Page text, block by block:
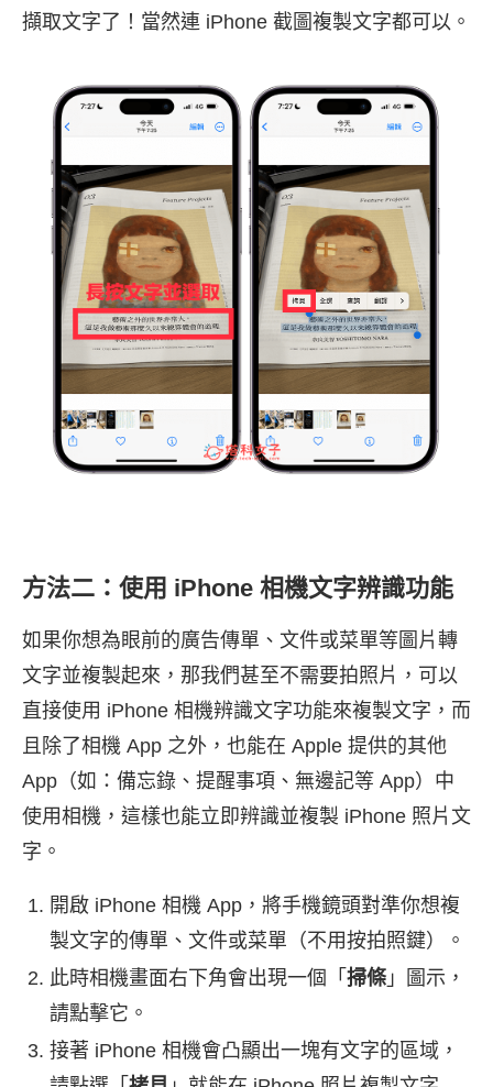
擷取文字了！當然連 iPhone 截圖複製文字都可以。
方法二：使用 iPhone 相機文字辨識功能
如果你想為眼前的廣告傳單、文件或菜單等圖片轉
文字並複製起來，那我們甚至不需要拍照片，可以
直接使用 iPhone 相機辨識文字功能來複製文字，而
且除了相機 App 之外，也能在 Apple 提供的其他
App（如：備忘錄、提醒事項、無邊記等 App）中
使用相機，這樣也能立即辨識並複製 iPhone 照片文
字。
開啟 iPhone 相機 App，將手機鏡頭對準你想複
製文字的傳單、文件或菜單（不用按拍照鍵）。
此時相機畫面右下角會出現一個「 掃條 」圖示，
請點擊它。
接著 iPhone 相機會凸顯出一塊有文字的區域，